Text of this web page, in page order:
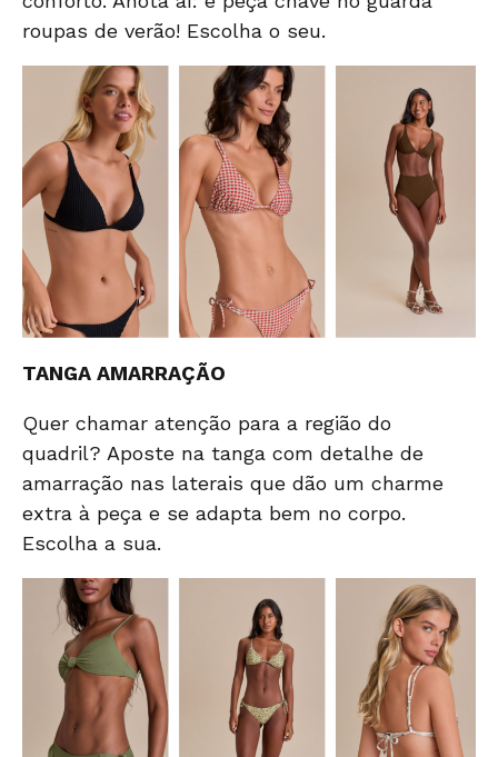
roupas de verão! Escolha o seu.
TANGA AMARRAÇÃO
Quer chamar atenção para a região do
quadril? Aposte na tanga com detalhe de
amarração nas laterais que dão um charme
extra à peça e se adapta bem no corpo.
Escolha a sua.